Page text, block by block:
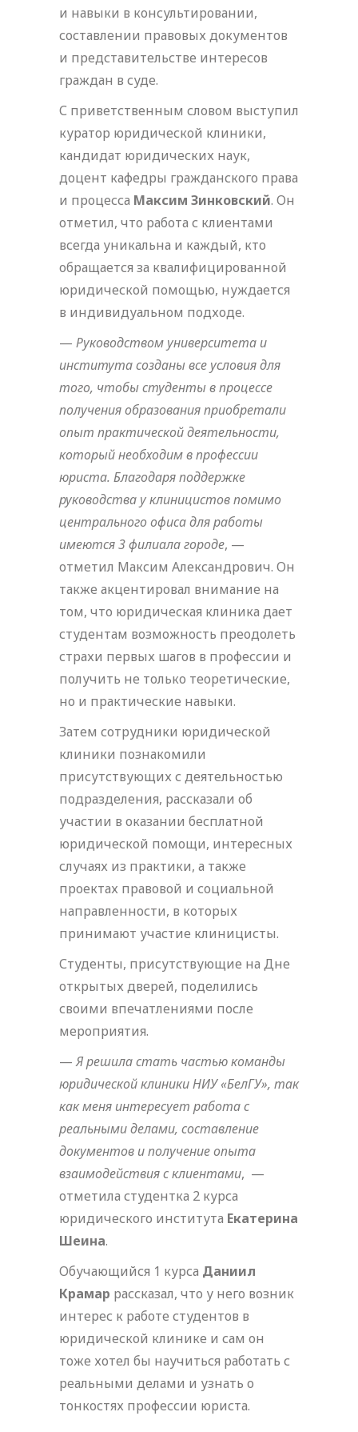
и навыки в консультировании,
составлении правовых документов
и представительстве интересов
граждан в суде.
С приветственным словом выступил
куратор юридической клиники,
кандидат юридических наук,
доцент кафедры гражданского права
и процесса Максим Зинковский. Он
отметил, что работа с клиентами
всегда уникальна и каждый, кто
обращается за квалифицированной
юридической помощью, нуждается
в индивидуальном подходе.
— Руководством университета и
института созданы все условия для
того, чтобы студенты в процессе
получения образования приобретали
опыт практической деятельности,
который необходим в профессии
юриста. Благодаря поддержке
руководства у клиницистов помимо
центрального офиса для работы
имеются 3 филиала городе, —
отметил Максим Александрович. Он
также акцентировал внимание на
том, что юридическая клиника дает
студентам возможность преодолеть
страхи первых шагов в профессии и
получить не только теоретические,
но и практические навыки.
Затем сотрудники юридической
клиники познакомили
присутствующих с деятельностью
подразделения, рассказали об
участии в оказании бесплатной
юридической помощи, интересных
случаях из практики, а также
проектах правовой и социальной
направленности, в которых
принимают участие клиницисты.
Студенты, присутствующие на Дне
открытых дверей, поделились
своими впечатлениями после
мероприятия.
—Я решила стать частью команды
юридической клиники НИУ «БелГУ», так
как меня интересует работа с
реальными делами, составление
документов и получение опыта
взаимодействия с клиентами, —
отметила студентка 2 курса
юридического института Екатерина
Шеина.
Обучающийся 1 курса Даниил
Крамар рассказал, что у него возник
интерес к работе студентов в
юридической клинике и сам он
тоже хотел бы научиться работать с
реальными делами и узнать о
тонкостях профессии юриста.